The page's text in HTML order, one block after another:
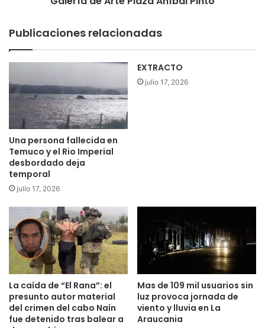
d
e
a
n
o
f
e
t
d
e
a
p
a
c
i
a
e
x
o
i
ó
n
p
i
ó
r
i
a
e
n
l
a
Publicaciones relacionadas
Una persona fallecida en
Temuco y el Rio Imperial
desbordado deja
temporal
julio 17, 2026
EXTRACTO
julio 17, 2026
La caída de “El Rana”: el
presunto autor material
del crimen del cabo Naín
fue detenido tras balear a
Mas de 109 mil usuarios sin
luz provoca jornada de
viento y lluvia en La
Araucania